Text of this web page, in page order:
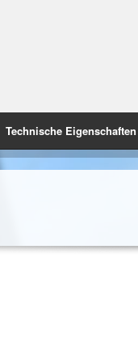
Technische Eigenschaften